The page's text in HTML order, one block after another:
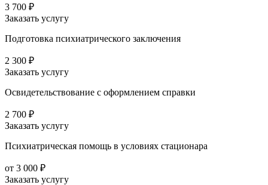
3 700 ₽
Заказать услугу
Подготовка психиатрического заключения
2 300 ₽
Заказать услугу
Освидетельствование с оформлением справки
2 700 ₽
Заказать услугу
Психиатрическая помощь в условиях стационара
от 3 000 ₽
Заказать услугу